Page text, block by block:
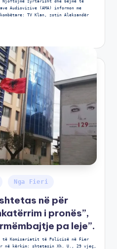
Njoftojmë zyrtarisht dhe bëjmë të
Audiovizive (AMA) informon me
TV Klan, zotin Aleksandër
Nga Fieri
në për
i pronës”,
pa leje”.
të Komisariatit të Policisë në Fier
në kërkim: shtetasin Xh. U., 29 vjeç,